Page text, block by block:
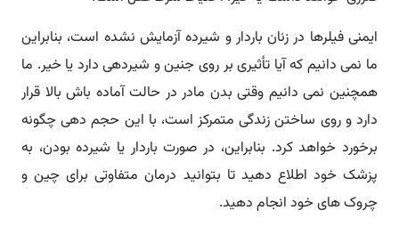
ایمنی فیلرها در زنان باردار و شیرده آزمایش نشده است، بنابراین
ما نمی دانیم که آیا تأثیری بر روی جنین و شیردهی دارد یا خیر. ما
همچنین نمی دانیم وقتی بدن مادر در حالت آماده باش بالا قرار
دارد و روی ساختن زندگی متمرکز است، با این حجم دهی چگونه
برخورد خواهد کرد. بنابراین، در صورت باردار یا شیرده بودن، به
پزشک خود اطلاع دهید تا بتوانید درمان متفاوتی برای چین و
چروک های خود انجام دهید.